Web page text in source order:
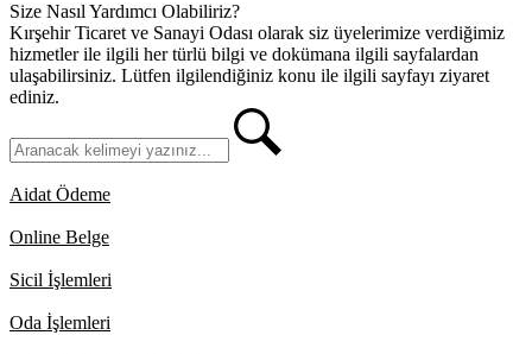
Size Nasıl Yardımcı Olabiliriz?
Kırşehir Ticaret ve Sanayi Odası olarak siz üyelerimize verdiğimiz
hizmetler ile ilgili her türlü bilgi ve dokümana ilgili sayfalardan
ulaşabilirsiniz. Lütfen ilgilendiğiniz konu ile ilgili sayfayı ziyaret
ediniz.
Aidat Ödeme
Online Belge
Sicil İşlemleri
Oda İşlemleri